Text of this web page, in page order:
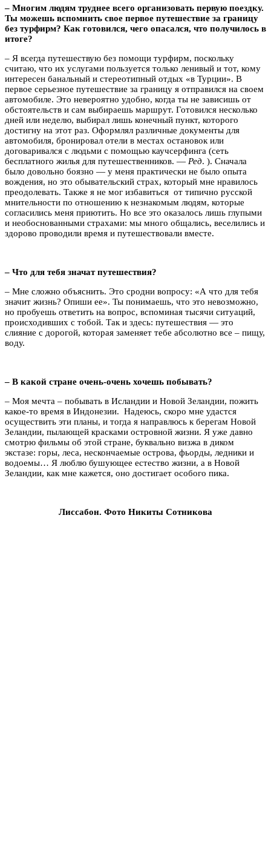
– Многим людям труднее всего организовать первую поездку.
Ты можешь вспомнить свое первое путешествие за границу
без турфирм? Как готовился, чего опасался, что получилось в
итоге?
– Я всегда путешествую без помощи турфирм, поскольку
считаю, что их услугами пользуется только ленивый и тот, кому
интересен банальный и стереотипный отдых «в Турции». В
первое серьезное путешествие за границу я отправился на своем
автомобиле. Это невероятно удобно, когда ты не зависишь от
обстоятельств и сам выбираешь маршрут. Готовился несколько
дней или неделю, выбирал лишь конечный пункт, которого
достигну на этот раз. Оформлял различные документы для
автомобиля, бронировал отели в местах остановок или
договаривался с людьми с помощью каучсерфинга (сеть
бесплатного жилья для путешественников. — Ред. ). Сначала
было довольно боязно — у меня практически не было опыта
вождения, но это обывательский страх, который мне нравилось
преодолевать. Также я не мог избавиться от типично русской
мнительности по отношению к незнакомым людям, которые
согласились меня приютить. Но все это оказалось лишь глупыми
и необоснованными страхами: мы много общались, веселились и
здорово проводили время и путешествовали вместе.
– Что для тебя значат путешествия?
– Мне сложно объяснить. Это сродни вопросу: «А что для тебя
значит жизнь? Опиши ее». Ты понимаешь, что это невозможно,
но пробуешь ответить на вопрос, вспоминая тысячи ситуаций,
происходивших с тобой. Так и здесь: путешествия — это
слияние с дорогой, которая заменяет тебе абсолютно все – пищу,
воду.
– В какой стране очень-очень хочешь побывать?
– Моя мечта – побывать в Исландии и Новой Зеландии, пожить
какое-то время в Индонезии. Надеюсь, скоро мне удастся
осуществить эти планы, и тогда я направлюсь к берегам Новой
Зеландии, пылающей красками островной жизни. Я уже давно
смотрю фильмы об этой стране, буквально визжа в диком
экстазе: горы, леса, нескончаемые острова, фьорды, ледники и
водоемы… Я люблю бушующее естество жизни, а в Новой
Зеландии, как мне кажется, оно достигает особого пика.
Лиссабон. Фото Никиты Сотникова